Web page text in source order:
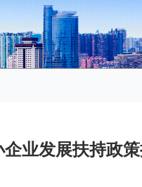
业发展扶持政